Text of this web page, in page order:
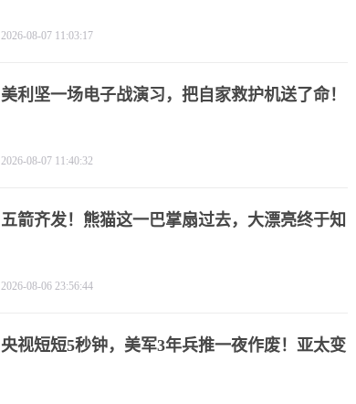
2026-08-07 11:03:17
美利坚一场电子战演习，把自家救护机送了命！
2026-08-07 11:40:32
五箭齐发！熊猫这一巴掌扇过去，大漂亮终于知
2026-08-06 23:56:44
央视短短5秒钟，美军3年兵推一夜作废！亚太变